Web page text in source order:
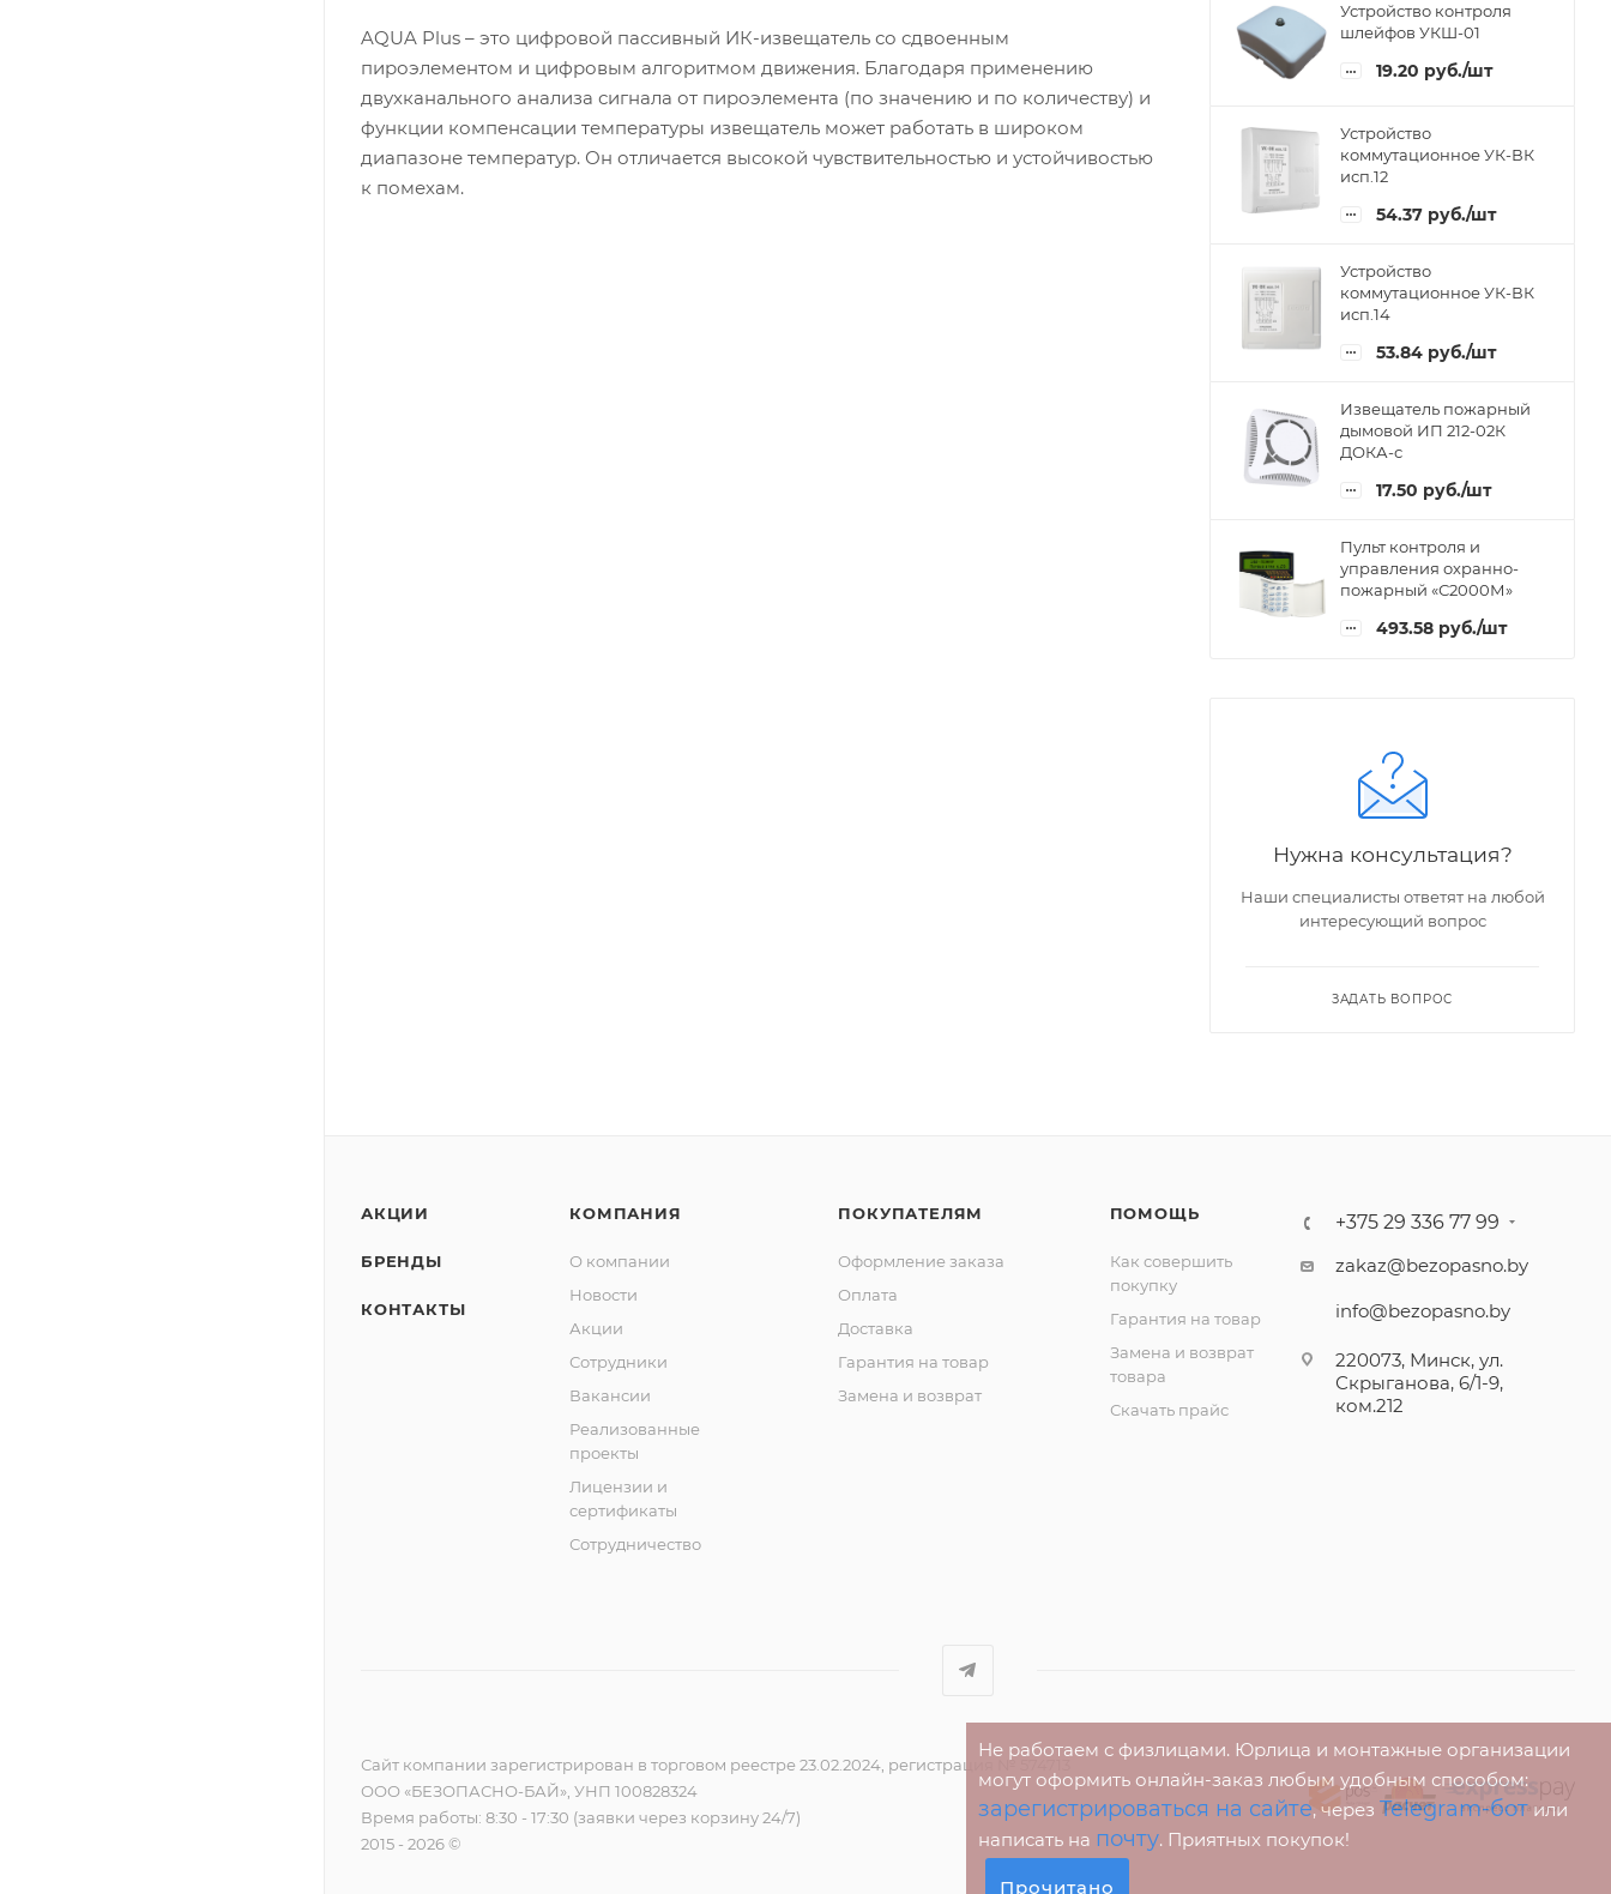
AQUA Plus – это цифровой пассивный ИК-извещатель со сдвоенным
пироэлементом и цифровым алгоритмом движения. Благодаря применению
двухканального анализа сигнала от пироэлемента (по значению и по количеству) и
функции компенсации температуры извещатель может работать в широком
диапазоне температур. Он отличается высокой чувствительностью и устойчивостью
к помехам.
Устройство контроля
шлейфов УКШ-01
19.20 руб./шт
Устройство
коммутационное УК-ВК
исп.12
54.37 руб./шт
Устройство
коммутационное УК-ВК
исп.14
53.84 руб./шт
Извещатель пожарный
дымовой ИП 212-02К
ДОКА-с
17.50 руб./шт
Пульт контроля и
управления охранно-
пожарный «С2000М»
493.58 руб./шт
Нужна консультация?
Наши специалисты ответят на любой
интересующий вопрос
ЗАДАТЬ ВОПРОС
АКЦИИ
БРЕНДЫ
КОНТАКТЫ
КОМПАНИЯ
О компании
Новости
Акции
Сотрудники
Вакансии
Реализованные
проекты
Лицензии и
сертификаты
Сотрудничество
ПОКУПАТЕЛЯМ
Оформление заказа
Оплата
Доставка
Гарантия на товар
Замена и возврат
ПОМОЩЬ
Как совершить
покупку
Гарантия на товар
Замена и возврат
товара
Скачать прайс
+375 29 336 77 99
zakaz@bezopasno.by
info@bezopasno.by
220073, Минск, ул.
Скрыганова, 6/1-9,
ком.212
Сайт компании зарегистрирован в торговом реестре 23.02.2024, регистрация № 574713
ООО «БЕЗОПАСНО-БАЙ», УНП 100828324
Время работы: 8:30 - 17:30 (заявки через корзину 24/7)
2015 - 2026 ©
Не работаем с физлицами. Юрлица и монтажные организации
могут оформить онлайн-заказ любым удобным способом:
зарегистрироваться на сайте, черезTelegram-бот или
написать на почту. Приятных покупок!
Прочитано